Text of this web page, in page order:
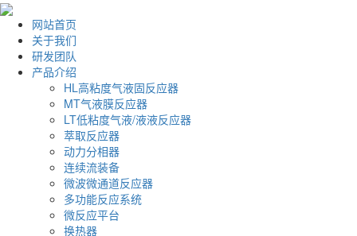
网站首页
关于我们
研发团队
产品介绍
HL高粘度气液固反应器
MT气液膜反应器
LT低粘度气液/液液反应器
萃取反应器
动力分相器
连续流装备
微波微通道反应器
多功能反应系统
微反应平台
换热器